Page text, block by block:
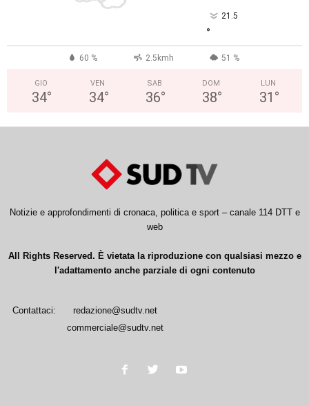
21.5
°
60 % 2.5kmh 51 %
GIO
34°
VEN
34°
SAB
36°
DOM
38°
LUN
31 °
Notizie e approfondimenti di cronaca, politica e sport – canale 114 DTT e
web
All Rights Reserved. È vietata la riproduzione con qualsiasi mezzo e
l'adattamento anche parziale di ogni contenuto
Contattaci:
redazione@sudtv.net
commerciale@sudtv.net